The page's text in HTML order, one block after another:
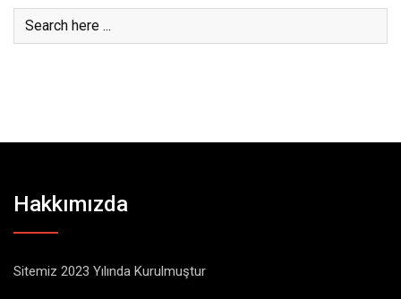
Hakkımızda
Sitemiz 2023 Yılında Kurulmuştur